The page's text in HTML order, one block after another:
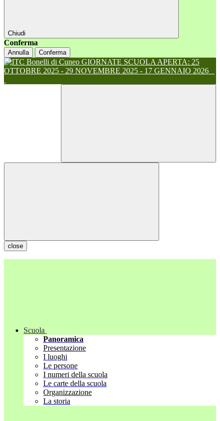
Chiudi
Conferma
Annulla Conferma
GIORNATE SCUOLA APERTA: 25
OTTOBRE 2025 - 29 NOVEMBRE 2025 - 17 GENNAIO 2026
close
Scuola
Panoramica
Presentazione
I luoghi
Le persone
I numeri della scuola
Le carte della scuola
Organizzazione
La storia